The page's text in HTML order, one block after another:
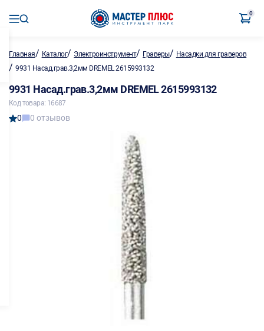
0
Главная/ Каталог/ Электроинструмент/ Граверы/ Насадки для граверов
/ 9931 Насад.грав.3,2мм DREMEL 2615993132
9931 Насад.грав.3,2мм DREMEL 2615993132
Код товара: 16687
0 0 отзывов